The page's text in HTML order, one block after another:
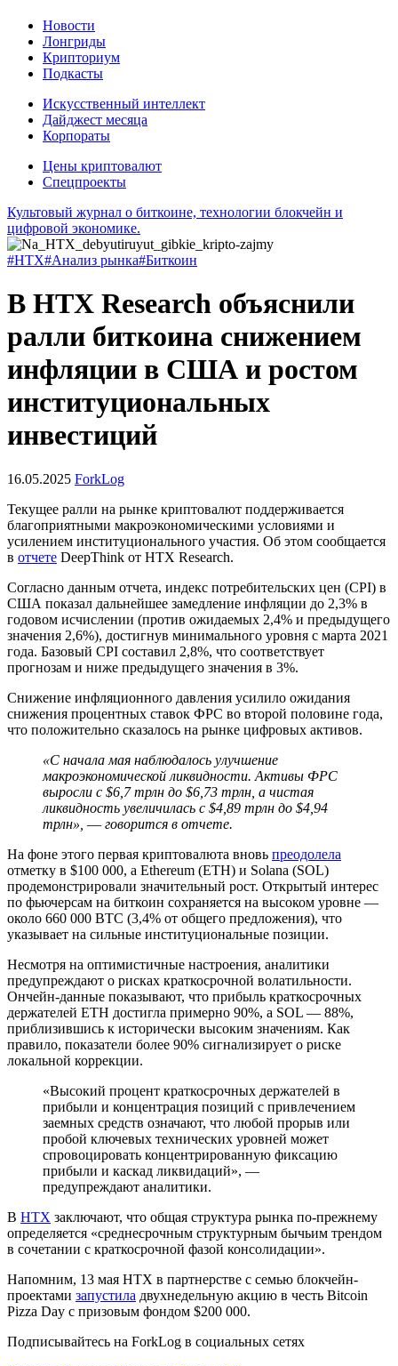
Новости
Лонгриды
Крипториум
Подкасты
Искусственный интеллект
Дайджест месяца
Корпораты
Цены криптовалют
Спецпроекты
Культовый журнал о биткоине, технологии блокчейн и
цифровой экономике.
#HTX#Анализ рынка#Биткоин
В HTX Research объяснили
ралли биткоина снижением
инфляции в США и ростом
институциональных
инвестиций
16.05.2025 ForkLog
Текущее ралли на рынке криптовалют поддерживается
благоприятными макроэкономическими условиями и
усилением институционального участия. Об этом сообщается
в отчете DeepThink от HTX Research.
Согласно данным отчета, индекс потребительских цен (CPI) в
США показал дальнейшее замедление инфляции до 2,3% в
годовом исчислении (против ожидаемых 2,4% и предыдущего
значения 2,6%), достигнув минимального уровня с марта 2021
года. Базовый CPI составил 2,8%, что соответствует
прогнозам и ниже предыдущего значения в 3%.
Снижение инфляционного давления усилило ожидания
снижения процентных ставок ФРС во второй половине года,
что положительно сказалось на рынке цифровых активов.
«С начала мая наблюдалось улучшение
макроэкономической ликвидности. Активы ФРС
выросли с $6,7 трлн до $6,73 трлн, а чистая
ликвидность увеличилась с $4,89 трлн до $4,94
трлн», ― говорится в отчете.
На фоне этого первая криптовалюта вновь преодолела
отметку в $100 000, а Ethereum (ETH) и Solana (SOL)
продемонстрировали значительный рост. Открытый интерес
по фьючерсам на биткоин сохраняется на высоком уровне ―
около 660 000 BTC (3,4% от общего предложения), что
указывает на сильные институциональные позиции.
Несмотря на оптимистичные настроения, аналитики
предупреждают о рисках краткосрочной волатильности.
Ончейн-данные показывают, что прибыль краткосрочных
держателей ETH достигла примерно 90%, а SOL ― 88%,
приблизившись к исторически высоким значениям. Как
правило, показатели более 90% сигнализирует о риске
локальной коррекции.
«Высокий процент краткосрочных держателей в
прибыли и концентрация позиций с привлечением
заемных средств означают, что любой прорыв или
пробой ключевых технических уровней может
спровоцировать концентрированную фиксацию
прибыли и каскад ликвидаций», ―
предупреждают аналитики.
В HTX заключают, что общая структура рынка по-прежнему
определяется «среднесрочным структурным бычьим трендом
в сочетании с краткосрочной фазой консолидации».
Напомним, 13 мая HTX в партнерстве с семью блокчейн-
проектами запустила двухнедельную акцию в честь Bitcoin
Pizza Day с призовым фондом $200 000.
Подписывайтесь на ForkLog в социальных сетях